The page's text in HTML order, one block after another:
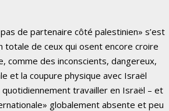
de partenaire côté palestinien» s’est
totale de ceux qui osent encore croire
comme des inconscients, dangereux,
et la coupure physique avec Israël
travailler en Israël – et
globalement absente et peu